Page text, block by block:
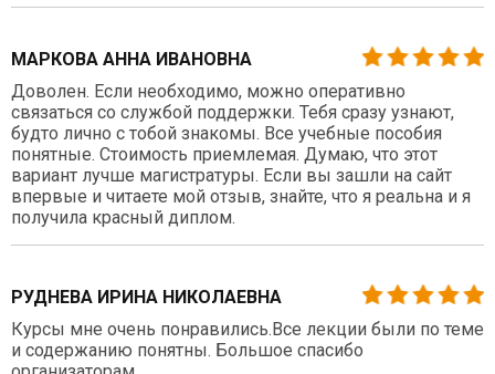
МАРКОВА АННА ИВАНОВНА
Доволен. Если необходимо, можно оперативно
связаться со службой поддержки. Тебя сразу узнают,
будто лично с тобой знакомы. Все учебные пособия
понятные. Стоимость приемлемая. Думаю, что этот
вариант лучше магистратуры. Если вы зашли на сайт
впервые и читаете мой отзыв, знайте, что я реальна и я
получила красный диплом.
РУДНЕВА ИРИНА НИКОЛАЕВНА
Курсы мне очень понравились.Все лекции были по теме
и содержанию понятны. Большое спасибо